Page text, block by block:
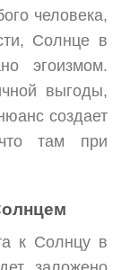
человека,
Солнце в
эгоизмом.
выгоды,
создает
там при
к Солнцу в